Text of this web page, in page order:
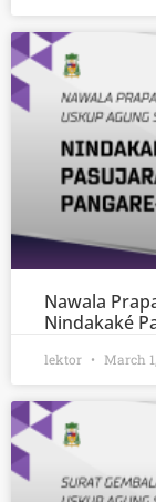
Nawala
Nindakaké
lektor March